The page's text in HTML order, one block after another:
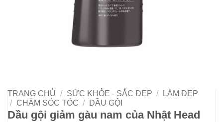
TRANG CHỦ / SỨC KHỎE - SẮC ĐẸP /
LÀM ĐẸP
/
CHĂM SÓC TÓC / DẦU GỘI
Dầu gội giảm gàu nam của Nhật Head